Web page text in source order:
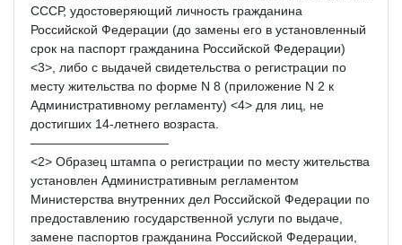
СССР, удостоверяющий личность гражданина
Российской Федерации (до замены его в установленный
срок на паспорт гражданина Российской Федерации)
<3>, либо с выдачей свидетельства о регистрации по
месту жительства по форме N 8 (приложение N 2 к
Административному регламенту) <4> для лиц, не
достигших 14-летнего возраста.
———————————
<2> Образец штампа о регистрации по месту жительства
установлен Административным регламентом
Министерства внутренних дел Российской Федерации по
предоставлению государственной услуги по выдаче,
замене паспортов гражданина Российской Федерации,